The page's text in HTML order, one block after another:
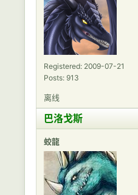
Registered: 2009-07-21
Posts: 913
离线
巴洛戈斯
蛟龍